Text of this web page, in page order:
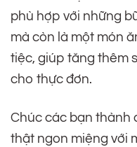
phù hợp với những
mà còn là một món
tiệc, giúp tăng thêm
cho thực đơn.
Chúc các bạn thành
thật ngon miệng với